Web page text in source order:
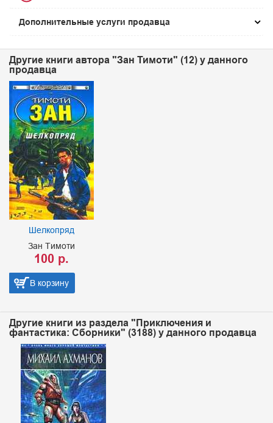
Дополнительные услуги продавца
Другие книги автора "Зан Тимоти" (12) у данного
продавца
Шелкопряд
Зан Тимоти
100 р.
В корзину
Другие книги из раздела "Приключения и
фантастика: Сборники" (3188) у данного продавца